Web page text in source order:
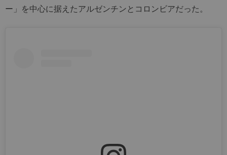
ー」を中心に据えたアルゼンチンとコロンビアだった。